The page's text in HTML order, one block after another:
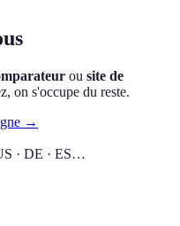
ou site de
on s'occupe du reste.
→
· DE · ES…